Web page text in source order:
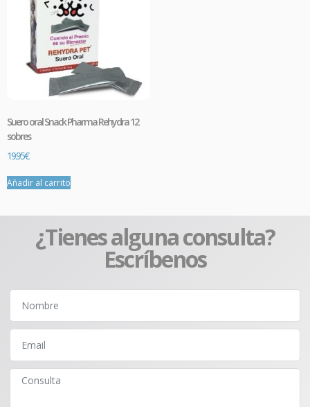
Suero oral Snack Pharma Rehydra 12
sobres
19.95€
Añadir al carrito
¿Tienes alguna consulta?
Escríbenos